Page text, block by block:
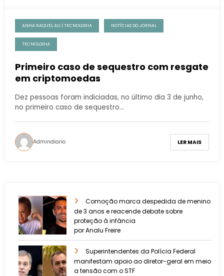
AISHA RAQUEL ALI | TECNOLOGIA NOTÍCIAS DO JORNAL
TECNOLOGIA
Primeiro caso de sequestro com resgate
em criptomoedas
Dez pessoas foram indiciadas, no último dia 3 de junho,
no primeiro caso de sequestro…
Admindiario LER MAIS
Comoção marca despedida de menino
de 3 anos e reacende debate sobre
proteção à infância
por Analu Freire
Superintendentes da Polícia Federal
manifestam apoio ao diretor-geral em meio
a tensão com o STF